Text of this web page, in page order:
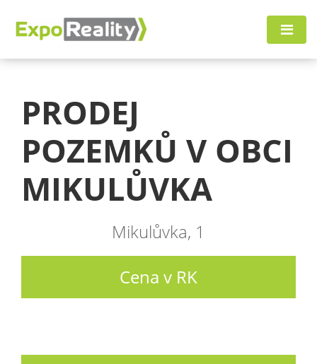
PRODEJ
POZEMKŮ V OBCI
MIKULŮVKA
Mikulůvka, 1
Cena v RK